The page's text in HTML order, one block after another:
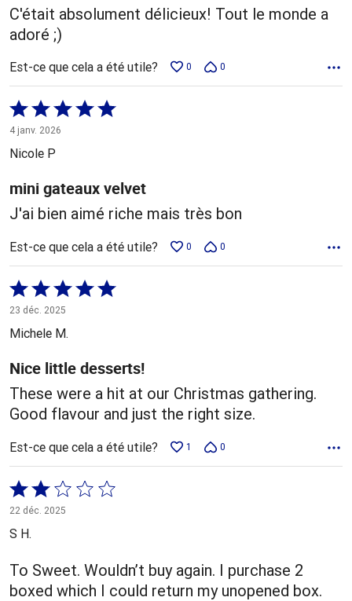
C'était absolument délicieux! Tout le monde a
adoré ;)
Est-ce que cela a été utile? 0 0
Coté
5 sur
5
4 janv. 2026
Nicole P
mini gateaux velvet
J'ai bien aimé riche mais très bon
Est-ce que cela a été utile? 0 0
Coté
5 sur
5
23 déc. 2025
Michele M.
Nice little desserts!
These were a hit at our Christmas gathering.
Good flavour and just the right size.
Est-ce que cela a été utile? 1 0
Coté
2 sur
5
22 déc. 2025
S H.
To Sweet. Wouldn’t buy again. I purchase 2
boxed which I could return my unopened box.